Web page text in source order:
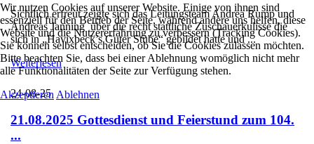
Sichtlich erfreut zeigte sich das Leitungsteam Andrea Rump und
Andreas Janning über die recht stattliche Zuschauerkulisse die
sich in „Havixbeck’s Guter Stube“ gebildet hatte und ...
Weiterlesen
24-08-25
21.08.2025 Gottesdienst und Feierstund zum 104.
...
Wir nutzen Cookies auf unserer Website. Einige von ihnen sind
essenziell für den Betrieb der Seite, während andere uns helfen, diese
Website und die Nutzererfahrung zu verbessern (Tracking Cookies).
Sie können selbst entscheiden, ob Sie die Cookies zulassen möchten.
Bitte beachten Sie, dass bei einer Ablehnung womöglich nicht mehr
alle Funktionalitäten der Seite zur Verfügung stehen.
Akzeptieren Ablehnen